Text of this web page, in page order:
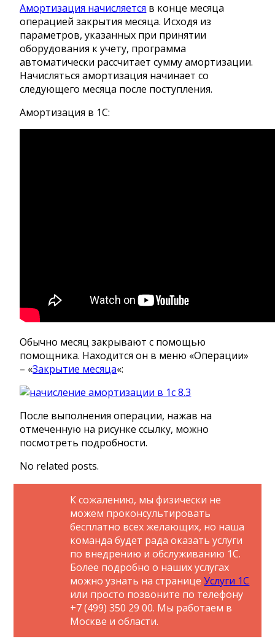
Амортизация начисляется в конце месяца
операцией закрытия месяца. Исходя из
параметров, указанных при принятии
оборудования к учету, программа
автоматически рассчитает сумму амортизации.
Начисляться амортизация начинает со
следующего месяца после поступления.
Амортизация в 1С:
Обычно месяц закрывают с помощью
помощника. Находится он в меню «Операции»
– «Закрытие месяца«:
После выполнения операции, нажав на
отмеченную на рисунке ссылку, можно
посмотреть подробности.
No related posts.
К сожалению, мы физически не
можем проконсультировать
бесплатно всех желающих, но наша
команда будет рада оказать услуги
по внедрению и обслуживанию 1С.
Более подробно о наших услугах
можно узнать на страницеУслуги 1С
или просто позвоните по телефону
+7 (499) 350 29 00. Мы работаем в
Москве и области.